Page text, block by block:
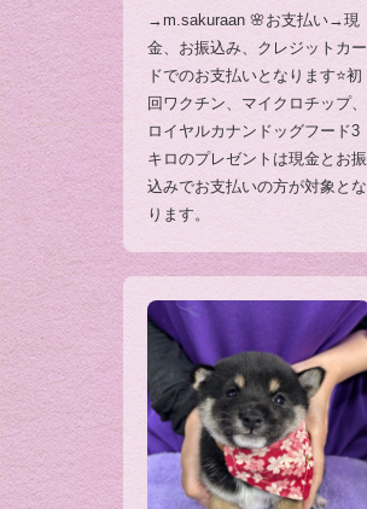
→m.sakuraan 🌸お支払い→現
金、お振込み、クレジットカー
ドでのお支払いとなります⭐️初
回ワクチン、マイクロチップ、
ロイヤルカナンドッグフード3
キロのプレゼントは現金とお振
込みでお支払いの方が対象とな
ります。